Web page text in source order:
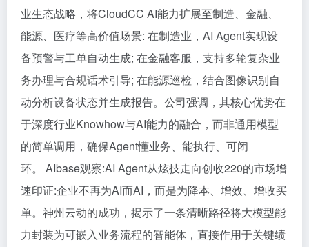
业生态战略，将CloudCC AI能力扩展至制造、金融、
能源、医疗等高价值场景: 在制造业，AI Agent实现设
备预警与工单自动生成; 在金融客服，支持多轮复杂业
务办理与合规话术引导; 在能源巡检，结合图像识别自
动分析设备状态并生成报告。公司强调，其核心优势在
于深度行业Knowhow与AI能力的融合，而非通用模型
的简单调用，确保Agent懂业务、能执行、可闭
环。 AIbase观察:AI Agent从炫技走向创收220的市场增
速印证:企业不再为AI而AI，而是为降本、增效、增收买
单。神州云动的成功，揭示了一条清晰路径将大模型能
力封装为可嵌入业务流程的智能体，直接作用于关键绩